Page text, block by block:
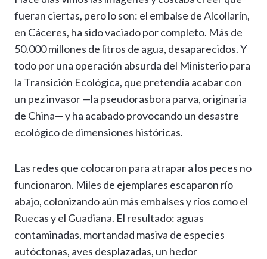
at
s
A
p
p
e
gr
a
m
e
b
o
o
k
ke
dI
n
se
n
g
er
ai
l
p
y
Li
n
k
m
p
ar
ti
r
fueran ciertas, pero lo son: el embalse de Alcollarín,
en Cáceres, ha sido vaciado por completo. Más de
50.000 millones de litros de agua, desaparecidos. Y
todo por una operación absurda del Ministerio para
la Transición Ecológica, que pretendía acabar con
un pez invasor —la pseudorasbora parva, originaria
de China— y ha acabado provocando un desastre
ecológico de dimensiones históricas.
Las redes que colocaron para atrapar a los peces no
funcionaron. Miles de ejemplares escaparon río
abajo, colonizando aún más embalses y ríos como el
Ruecas y el Guadiana. El resultado: aguas
contaminadas, mortandad masiva de especies
autóctonas, aves desplazadas, un hedor